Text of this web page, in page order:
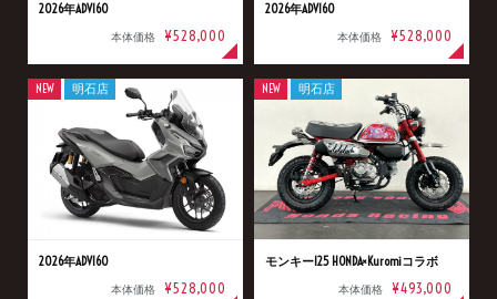
2026年ADV160
本体価格 ¥528,000
2026年ADV160
本体価格 ¥528,000
2026年ADV160
本体価格 ¥528,000
NEW 明石店
モンキー125 HONDA×Kuromiコラボ
本体価格 ¥493,000
NEW 明石店